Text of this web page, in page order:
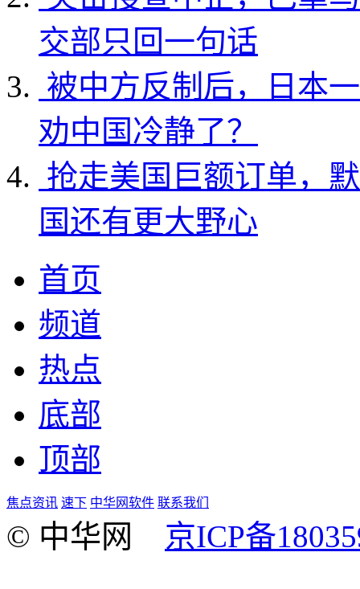
交部只回一句话
被中方反制后，日本
劝中国冷静了？
抢走美国巨额订单，
国还有更大野心
首页
频道
热点
底部
顶部
焦点资讯 速下 中华网软件 联系我们
© 中华网 京ICP备